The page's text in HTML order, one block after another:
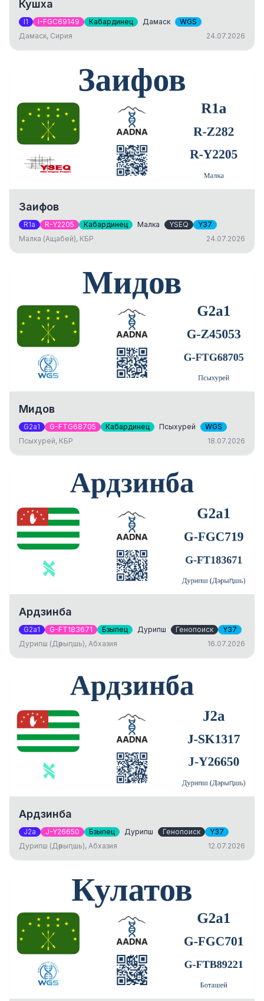
Кушха
I1 I-FGC69149 Кабардинец Дамаск
WGS
Дамаск, Сирия
24.07.2026
Заифов
R1a R-Y2205 Кабардинец Малка YSEQ
Y37
Малка (Ащабей), КБР
24.07.2026
Мидов
G2a1 G-FTG68705 Кабардинец Псыхурей
WGS
Псыхурей, КБР
18.07.2026
Ардзинба
G2a1 G-FT183671 Бзыпец Дурипш Генопоиск
Y37
Дурипш (Дәрыԥшь), Абхазия
16.07.2026
Ардзинба
J2a J-Y26650 Бзыпец Дурипш Генопоиск
Y37
Дурипш (Дәрыԥшь), Абхазия
12.07.2026